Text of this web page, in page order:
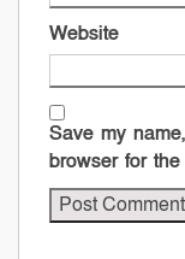
Website
Save my
browser for